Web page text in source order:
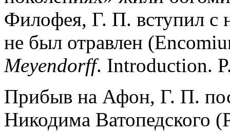
Филофея, Г. П. вступил с
не был отравлен
Meyendorff. Introduction.
Прибыв на Афон, Г. П.
Никодима Ватопедского